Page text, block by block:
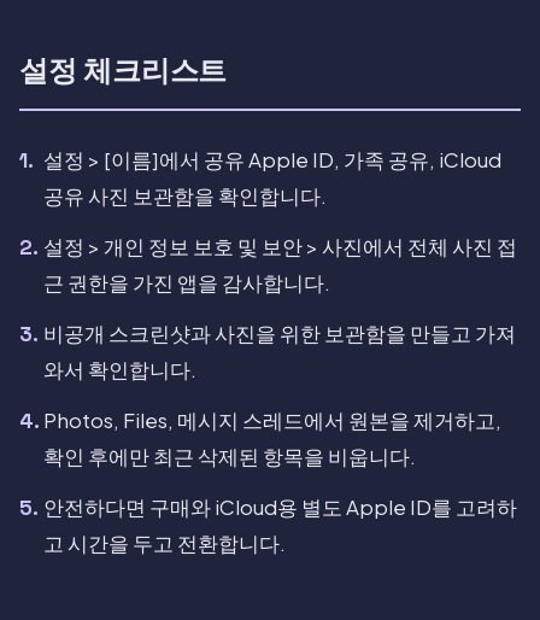
설정 체크리스트
설정 > [이름]에서 공유 Apple ID, 가족 공유, iCloud
공유 사진 보관함을 확인합니다.
설정 > 개인 정보 보호 및 보안 > 사진에서 전체 사진 접
근 권한을 가진 앱을 감사합니다.
비공개 스크린샷과 사진을 위한 보관함을 만들고 가져
와서 확인합니다.
Photos, Files, 메시지 스레드에서 원본을 제거하고,
확인 후에만 최근 삭제된 항목을 비웁니다.
안전하다면 구매와 iCloud용 별도 Apple ID를 고려하
고 시간을 두고 전환합니다.